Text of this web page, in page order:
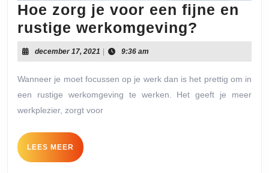
Hoe zorg je voor een fijne en
rustige werkomgeving?
zorg
je
voor
een
december 17, 2021 december
17,
9:36 am
Wanneer je moet focussen op je werk dan is het prettig om in
een rustige werkomgeving te werken. Het geeft je meer
werkplezier, zorgt voor
LEES MEER LEES
MEER